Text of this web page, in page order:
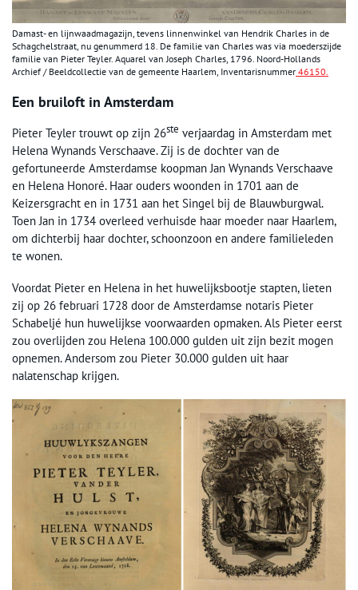
Damast- en lijnwaadmagazijn, tevens linnenwinkel van Hendrik Charles in de
Schagchelstraat, nu genummerd 18. De familie van Charles was via moederszijde
familie van Pieter Teyler. Aquarel van Joseph Charles, 1796. Noord-Hollands
Archief / Beeldcollectie van de gemeente Haarlem, Inventarisnummer 46150.
Een bruiloft in Amsterdam
Pieter Teyler trouwt op zijn 26ste verjaardag in Amsterdam met
Helena Wynands Verschaave. Zij is de dochter van de
gefortuneerde Amsterdamse koopman Jan Wynands Verschaave
en Helena Honoré. Haar ouders woonden in 1701 aan de
Keizersgracht en in 1731 aan het Singel bij de Blauwburgwal.
Toen Jan in 1734 overleed verhuisde haar moeder naar Haarlem,
om dichterbij haar dochter, schoonzoon en andere familieleden
te wonen.
Voordat Pieter en Helena in het huwelijksbootje stapten, lieten
zij op 26 februari 1728 door de Amsterdamse notaris Pieter
Schabeljé hun huwelijkse voorwaarden opmaken. Als Pieter eerst
zou overlijden zou Helena 100.000 gulden uit zijn bezit mogen
opnemen. Andersom zou Pieter 30.000 gulden uit haar
nalatenschap krijgen.